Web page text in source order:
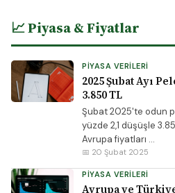
📈 Piyasa & Fiyatlar
PIYASA VERILERI
2025 Şubat Ayı
3.850 TL
Şubat 2025'te odun
yüzde 2,1 düşüşle
Avrupa fiyatları ...
📅 20 Şubat 2025
PIYASA VERILERI
Avrupa ve